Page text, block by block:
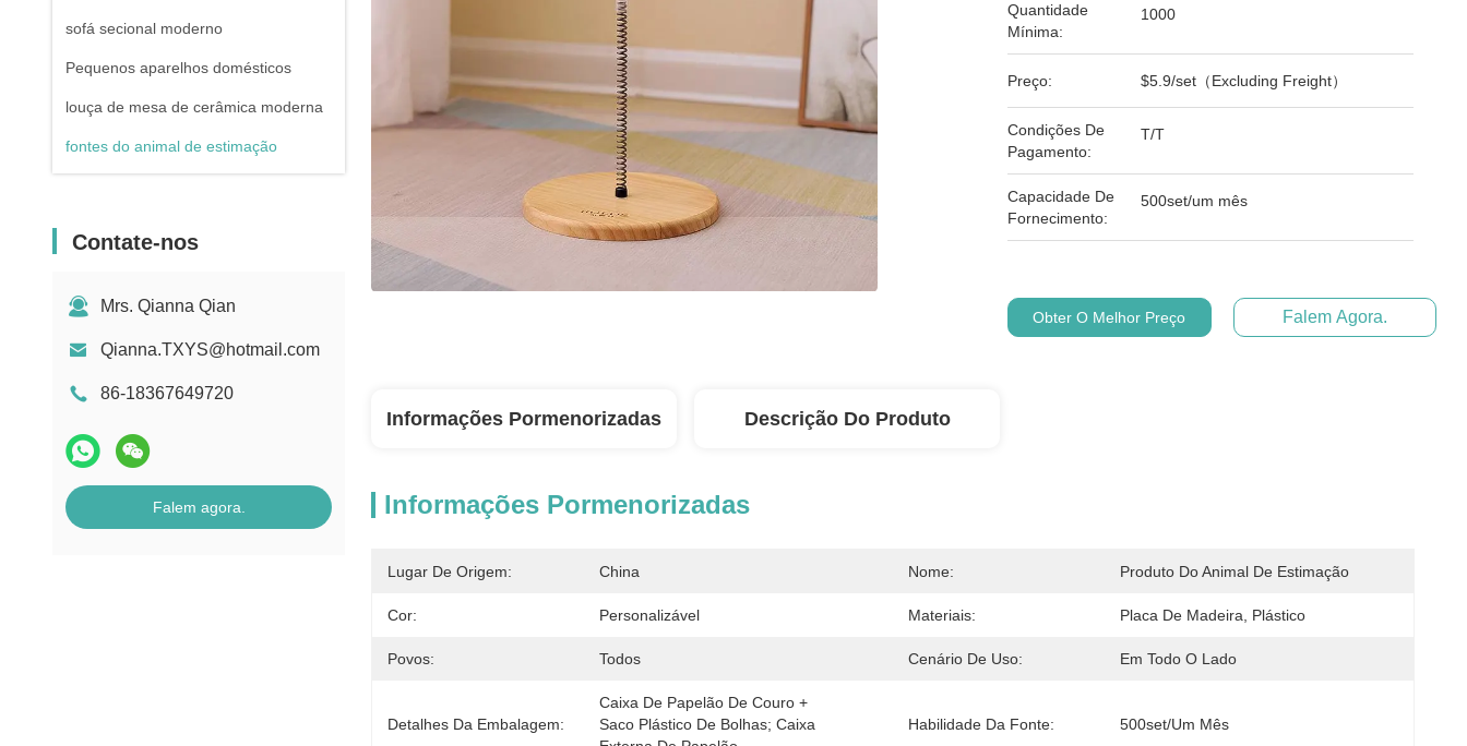
sofá secional moderno
Pequenos aparelhos domésticos
louça de mesa de cerâmica moderna
fontes do animal de estimação
Contate-nos
Mrs. Qianna Qian
Qianna.TXYS@hotmail.com
86-18367649720
Falem agora.
Quantidade
Mínima:
1000
Preço: $5.9/set（Excluding Freight）
Condições De
Pagamento:
T/T
Capacidade De
Fornecimento:
500set/um mês
Obter O Melhor Preço Falem Agora.
Informações Pormenorizadas Descrição Do Produto
Informações Pormenorizadas
Lugar De Origem: China Nome: Produto Do Animal De Estimação
Cor: Personalizável Materiais: Placa De Madeira, Plástico
Povos: Todos Cenário De Uso: Em Todo O Lado
Detalhes Da Embalagem:
Caixa De Papelão De Couro +
Saco Plástico De Bolhas; Caixa
Habilidade Da Fonte: 500set/um Mês